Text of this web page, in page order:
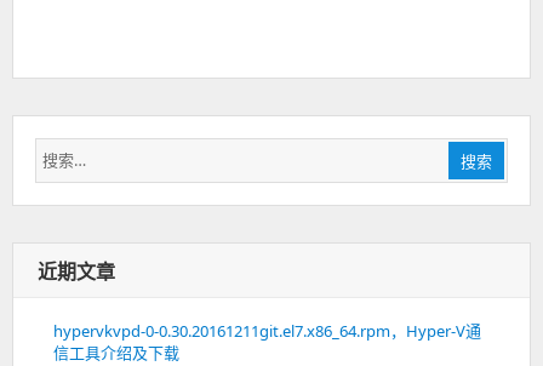
搜
索：
搜索
近期文章
hypervkvpd-0-0.30.20161211git.el7.x86_64.rpm，Hyper-V通
信工具介绍及下载